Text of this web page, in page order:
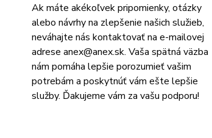
Ak máte akékoľvek pripomienky, otázky
alebo návrhy na zlepšenie našich služieb,
neváhajte nás kontaktovať na e-mailovej
adrese anex@anex.sk. Vaša spätná väzba
nám pomáha lepšie porozumieť vašim
potrebám a poskytnúť vám ešte lepšie
služby. Ďakujeme vám za vašu podporu!